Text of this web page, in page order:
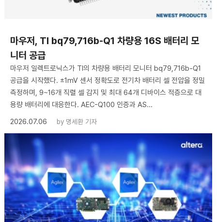
마우저, TI bq79,716b-Q1 차량용 16S 배터리 모
니터 공급
마우저 일렉트로닉스가 TI의 차량용 배터리 모니터 bq79,716b-Q1
공급을 시작했다. ±1mV 센서 정확도로 전기차 배터리 셀 전압을 정밀
측정하며, 9~16개 직렬 셀 감지 및 최대 64개 디바이스 적층으로 대
용량 배터리에 대응한다. AEC-Q100 인증과 AS...
2026.07.06
by 명세환 기자